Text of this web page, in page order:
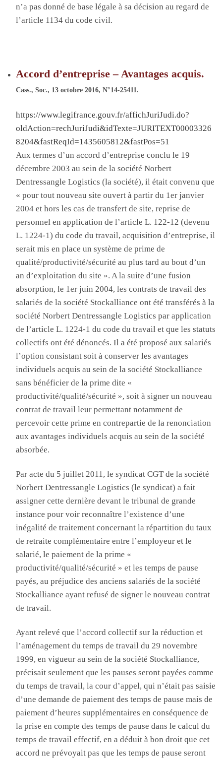
n’a pas donné de base légale à sa décision au regard de
l’article 1134 du code civil.
Accord d’entreprise – Avantages acquis.
Cass., Soc., 13 octobre 2016, N°14-25411.
https://www.legifrance.gouv.fr/affichJuriJudi.do?
oldAction=rechJuriJudi&idTexte=JURITEXT00003326
8204&fastReqId=1435605812&fastPos=51
Aux termes d’un accord d’entreprise conclu le 19
décembre 2003 au sein de la sociétéNorbert
Dentressangle Logistics (la société), il était convenu que
« pour tout nouveau site ouvert à partir du 1er janvier
2004 et hors les cas de transfert de site, reprise de
personnel en application de l’article L. 122-12 (devenu
L. 1224-1) du code du travail, acquisition d’entreprise, il
serait mis en place un système de prime de
qualité/productivité/sécurité au plus tard au bout d’un
an d’exploitation du site ». A la suite d’une fusion
absorption, le 1er juin 2004, les contrats de travail des
salariés de la société Stockalliance ont été transférés à la
sociétéNorbert Dentressangle Logisticspar application
de l’article L. 1224-1 du code du travail et que les statuts
collectifs ont été dénoncés. Ila été proposé aux salariés
l’option consistant soit à conserver les avantages
individuels acquis au sein de la société Stockalliance
sans bénéficier de la prime dite «
productivité/qualité/sécurité », soit à signer un nouveau
contrat de travail leur permettant notamment de
percevoir cette prime en contrepartie de la renonciation
aux avantages individuels acquis au sein de la société
absorbée.
Par acte du 5 juillet 2011, le syndicat CGT de la société
Norbert Dentressangle Logistics (le syndicat) a fait
assigner cette dernière devant le tribunal de grande
instance pour voir reconnaître l’existence d’une
inégalité de traitement concernant la répartition du taux
de retraite complémentaire entre l’employeur et le
salarié, le paiement de la prime «
productivité/qualité/sécurité » et les temps de pause
payés, au préjudice des anciens salariés de la société
Stockallianceayant refusé de signer le nouveau contrat
de travail.
Ayantrelevé que l’accord collectif sur la réduction et
l’aménagement du temps de travail du 29 novembre
1999, en vigueur au sein de la société Stockalliance,
précisait seulement que les pauses seront payées comme
du temps de travail, la cour d’appel, qui n’était pas saisie
d’une demande de paiement des temps de pause mais de
paiement d’heures supplémentaires en conséquence de
la prise en compte des temps de pause dans le calcul du
temps de travail effectif, en a déduit à bon droit que cet
accord ne prévoyait pas que les temps de pause seront